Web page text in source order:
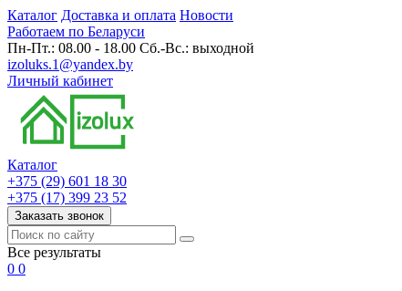
Каталог Доставка и оплата Новости
Работаем по Беларуси
Пн-Пт.: 08.00 - 18.00 Сб.-Вс.: выходной
izoluks.1@yandex.by
Личный кабинет
Каталог
+375 (29) 601 18 30
+375 (17) 399 23 52
Заказать звонок
Все результаты
0 0